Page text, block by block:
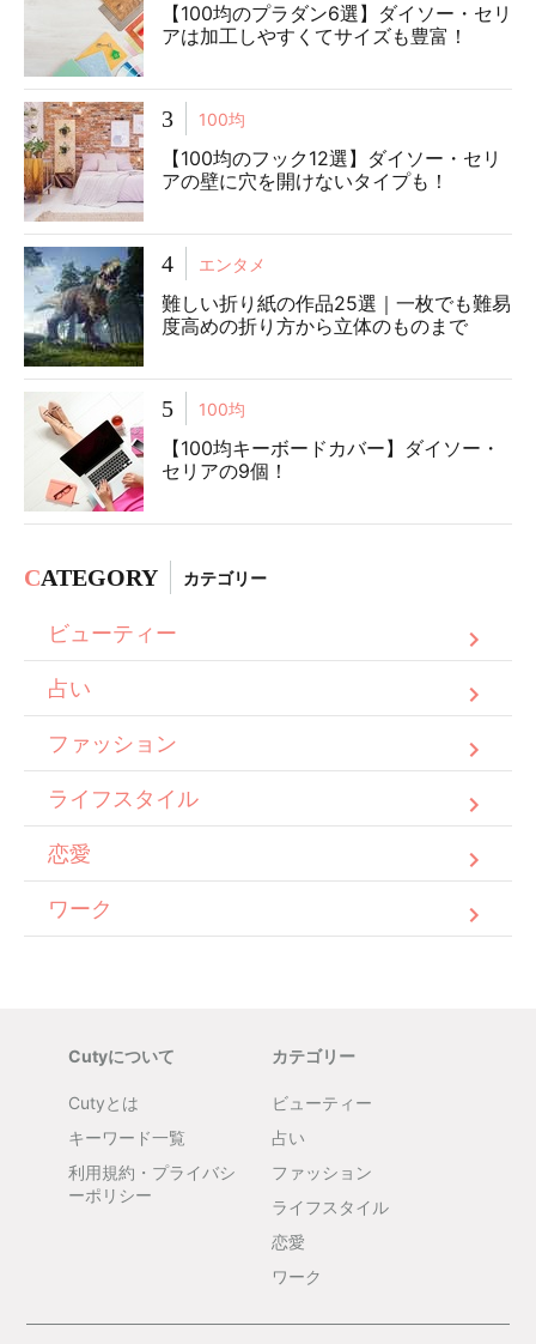
【100均のプラダン6選】ダイソー・セリ
アは加工しやすくてサイズも豊富！
3 100均
【100均のフック12選】ダイソー・セリ
アの壁に穴を開けないタイプも！
4 エンタメ
難しい折り紙の作品25選｜一枚でも難易
度高めの折り方から立体のものまで
5 100均
【100均キーボードカバー】ダイソー・
セリアの9個！
CATEGORY カテゴリー
ビューティー
占い
ファッション
ライフスタイル
恋愛
ワーク
Cutyについて
Cutyとは
キーワード一覧
利用規約・プライバシ
ーポリシー
カテゴリー
ビューティー
占い
ファッション
ライフスタイル
恋愛
ワーク